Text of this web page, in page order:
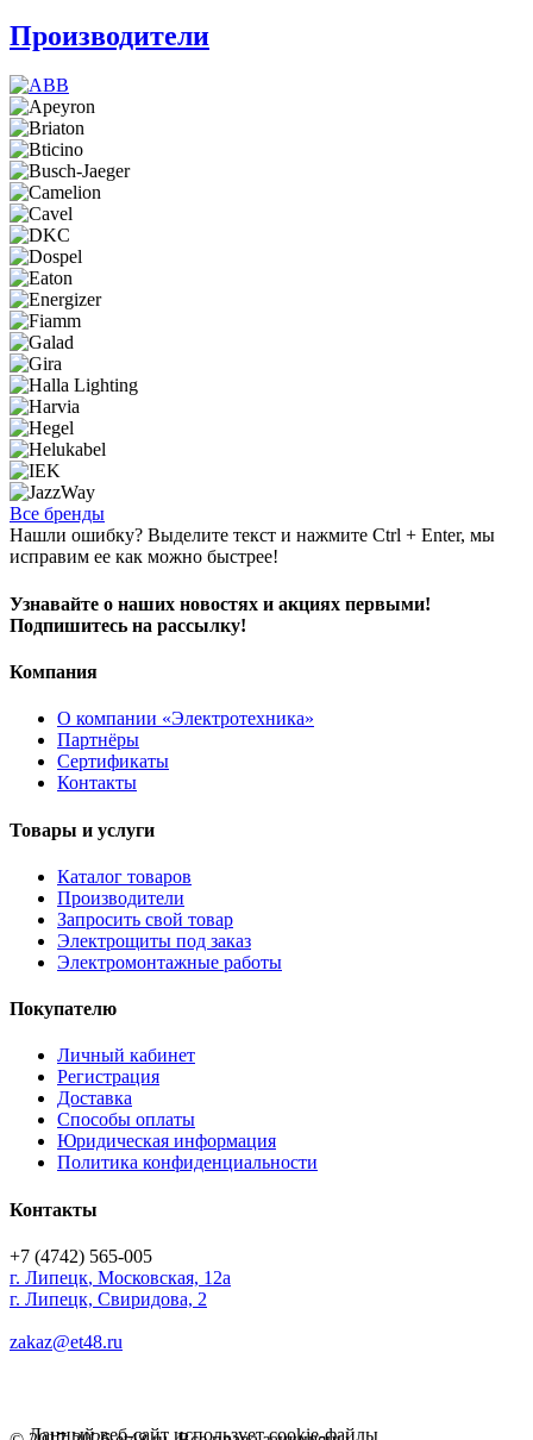
Производители
Все бренды
Нашли ошибку? Выделите текст и нажмите Ctrl + Enter, мы
исправим ее как можно быстрее!
Узнавайте о наших новостях и акциях первыми!
Подпишитесь на рассылку!
Компания
О компании «Электротехника»
Партнёры
Сертификаты
Контакты
Товары и услуги
Каталог товаров
Производители
Запросить свой товар
Электрощиты под заказ
Электромонтажные работы
Покупателю
Личный кабинет
Регистрация
Доставка
Способы оплаты
Юридическая информация
Политика конфиденциальности
Контакты
+7 (4742) 565-005
г. Липецк, Московская, 12а
г. Липецк, Свиридова, 2
zakaz@et48.ru
Данный веб-сайт использует cookie-файлы